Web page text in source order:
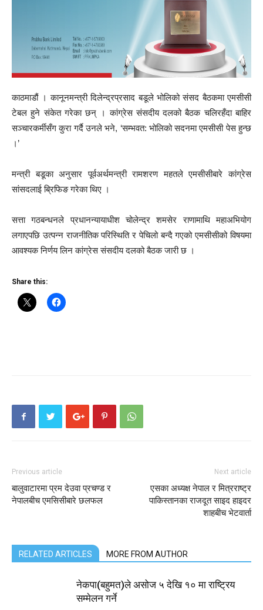
काठमाडौं । कानूनमन्त्री दिलेन्द्रप्रसाद बडूले भोलिको संसद बैठकमा एमसीसी
टेबल हुने संकेत गरेका छन् । कांग्रेस संसदीय दलको बैठक चलिरहँदा बाहिर
सञ्चारकर्मीसँग कुरा गर्दै उनले भने, ‘सम्भवत: भोलिको सदनमा एमसीसी पेस हुन्छ
।’
मन्त्री बडूका अनुसार पूर्वअर्थमन्त्री रामशरण महतले एमसीसीबारे कांग्रेस
सांसदलाई ब्रिफिङ गरेका थिए ।
सत्ता गठबन्धनले प्रधानन्यायाधीश चोलेन्द्र शमसेर राणामाथि महाअभियोग
लगाएपछि उत्पन्न राजनीतिक परिस्थिति र पेचिलो बन्दै गएको एमसीसीको विषयमा
आवश्यक निर्णय लिन कांग्रेस संसदीय दलको बैठक जारी छ ।
Share this:
Previous article
बालुवाटारमा प्रम देउवा प्रचण्ड र
नेपालबीच एमसिसीबारे छलफल
Next article
एसका अध्यक्ष नेपाल र मित्रराष्ट्र
पाकिस्तानका राजदूत साइद हाइदर
शाहबीच भेटवार्ता
RELATED ARTICLES MORE FROM AUTHOR
नेकपा(बहुमत)ले असोज ५ देखि १० मा राष्ट्रिय
सम्मेलन गर्ने